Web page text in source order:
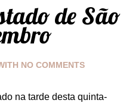
de São
NO COMMENTS
na tarde desta quinta-